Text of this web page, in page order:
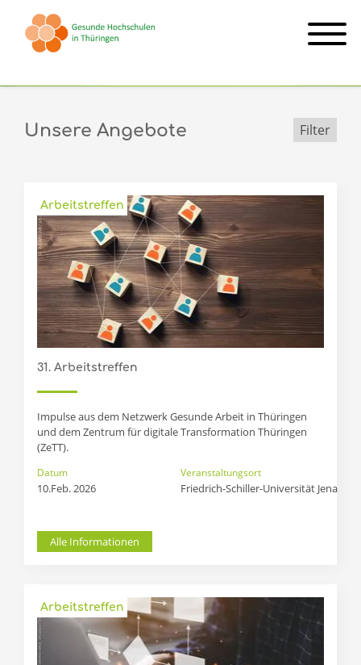
Unsere Angebote Filter
31. Arbeitstreffen
Impulse aus dem Netzwerk Gesunde Arbeit in Thüringen
und dem Zentrum für digitale Transformation Thüringen
(ZeTT).
Alle Informationen
Arbeitstreffen
Datum
10.Feb. 2026
Veranstaltungsort
Friedrich-Schiller-Universität Jena
Arbeitstreffen